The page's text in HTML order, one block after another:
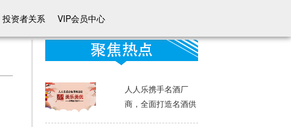
投资者关系 VIP会员中心
人人乐携手名酒厂
商，全面打造名酒供